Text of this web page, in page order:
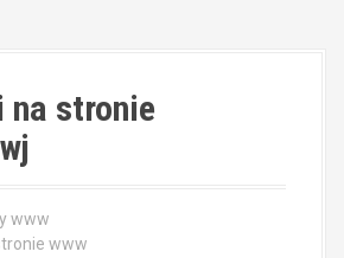
na stronie
www
www